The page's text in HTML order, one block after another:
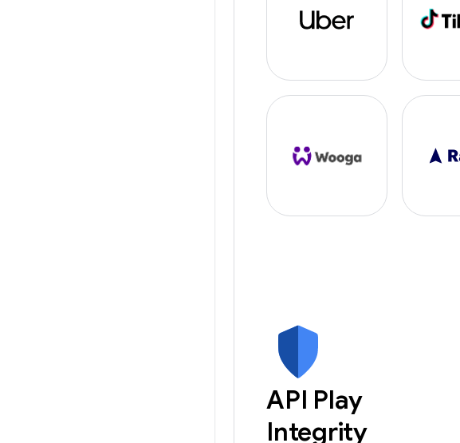
API Play
Integrity